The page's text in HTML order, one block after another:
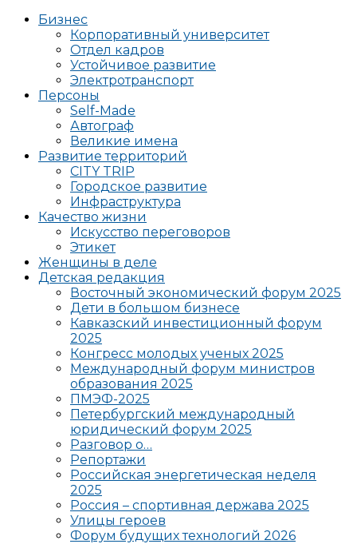
Бизнес
Корпоративный университет
Отдел кадров
Устойчивое развитие
Электротранспорт
Персоны
Self-Made
Автограф
Великие имена
Развитие территорий
CITY TRIP
Городское развитие
Инфраструктура
Качество жизни
Искусство переговоров
Этикет
Женщины в деле
Детская редакция
Восточный экономический форум 2025
Дети в большом бизнесе
Кавказский инвестиционный форум
2025
Конгресс молодых ученых 2025
Международный форум министров
образования 2025
ПМЭФ-2025
Петербургский международный
юридический форум 2025
Разговор о…
Репортажи
Российская энергетическая неделя
2025
Россия – спортивная держава 2025
Улицы героев
Форум будущих технологий 2026